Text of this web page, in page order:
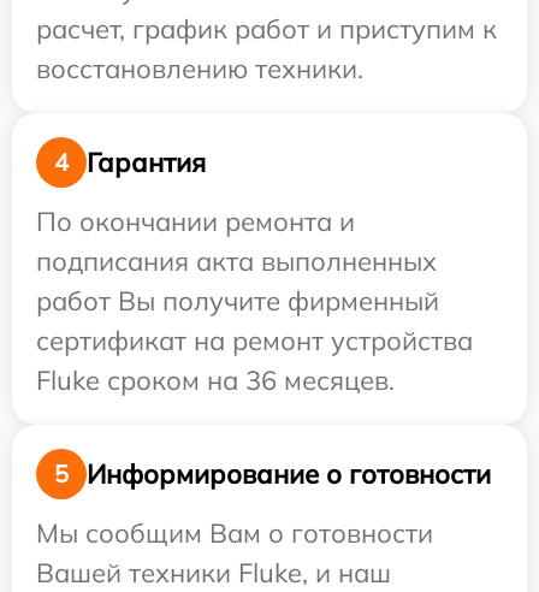
расчет, график работ и приступим к
восстановлению техники.
4
Гарантия
По окончании ремонта и
подписания акта выполненных
работ Вы получите фирменный
сертификат на ремонт устройства
Fluke сроком на 36 месяцев.
5
Информирование о готовности
Мы сообщим Вам о готовности
Вашей техники Fluke, и наш